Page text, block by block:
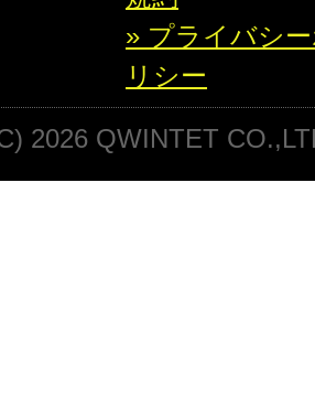
» プライバシ
リシー
2026 QWINTET